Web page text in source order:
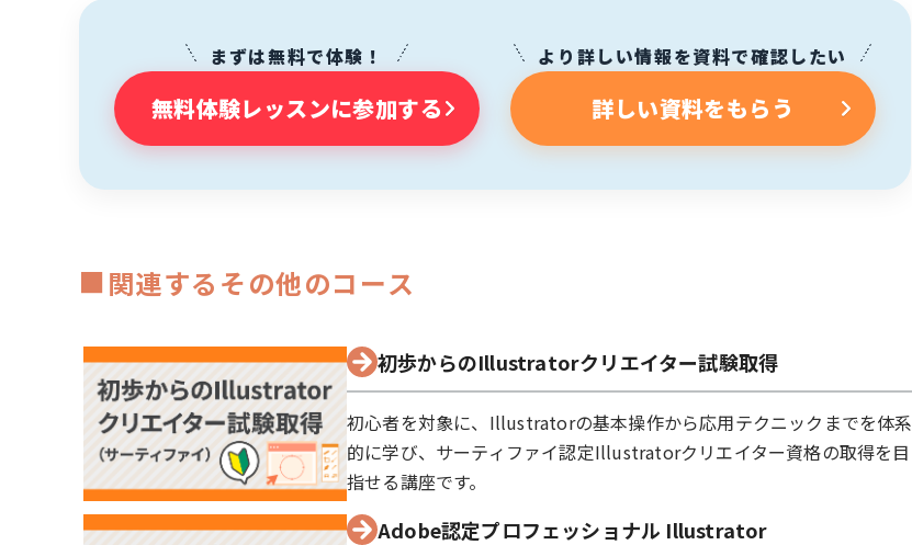
まずは無料で体験！
無料体験レッスンに参加する
より詳しい情報を資料で確認したい
詳しい資料をもらう
■関連するその他のコース
初歩からのIllustratorクリエイター試験取得
初心者を対象に、Illustratorの基本操作から応用テクニックまでを体系
的に学び、サーティファイ認定Illustratorクリエイター資格の取得を目
指せる講座です。
Adobe認定プロフェッショナル Illustrator